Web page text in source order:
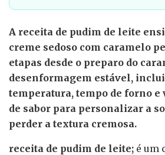
A receita de pudim de leite
creme sedoso com caramelo
etapas desde o preparo do
desenformagem estável,
temperatura, tempo de forno e
de sabor para personalizar a
perder a textura cremosa.
receita de pudim de leite; é um